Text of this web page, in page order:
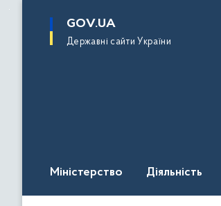
основного
GOV.UA
Державні сайти України
Міністерство Діяльність